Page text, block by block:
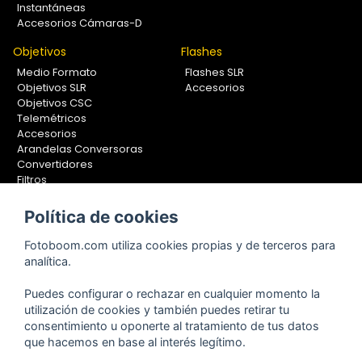
Instantáneas
Accesorios Cámaras-D
Objetivos
Medio Formato
Objetivos SLR
Objetivos CSC
Telemétricos
Accesorios
Arandelas Conversoras
Convertidores
Filtros
Calibradores
Flashes
Flashes SLR
Accesorios
Soportes Fotografía
Monopiés
Trípodes
Kit Completos
Accesorios
Política de cookies
Fotoboom.com utiliza cookies propias y de terceros para
analítica.
Puedes configurar o rechazar en cualquier momento la
utilización de cookies y también puedes retirar tu
consentimiento u oponerte al tratamiento de tus datos
que hacemos en base al interés legítimo.